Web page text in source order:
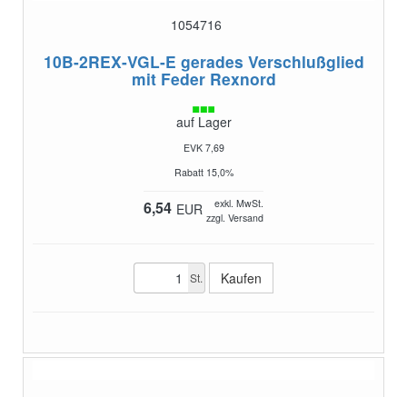
1054716
10B-2REX-VGL-E gerades Verschlußglied
mit Feder Rexnord
auf Lager
EVK 7,69
Rabatt 15,0%
6,54 EUR
exkl. MwSt.
zzgl. Versand
St.